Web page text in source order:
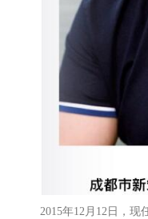
2015年12月12日，